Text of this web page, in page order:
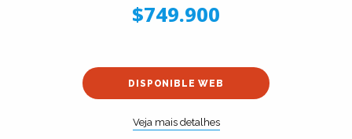
$749.900
DISPONIBLE WEB
Veja mais detalhes